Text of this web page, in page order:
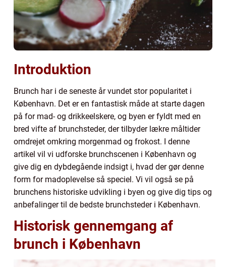
Introduktion
Brunch har i de seneste år vundet stor popularitet i
København. Det er en fantastisk måde at starte dagen
på for mad- og drikkeelskere, og byen er fyldt med en
bred vifte af brunchsteder, der tilbyder lækre måltider
omdrejet omkring morgenmad og frokost. I denne
artikel vil vi udforske brunchscenen i København og
give dig en dybdegående indsigt i, hvad der gør denne
form for madoplevelse så speciel. Vi vil også se på
brunchens historiske udvikling i byen og give dig tips og
anbefalinger til de bedste brunchsteder i København.
Historisk gennemgang af
brunch i København